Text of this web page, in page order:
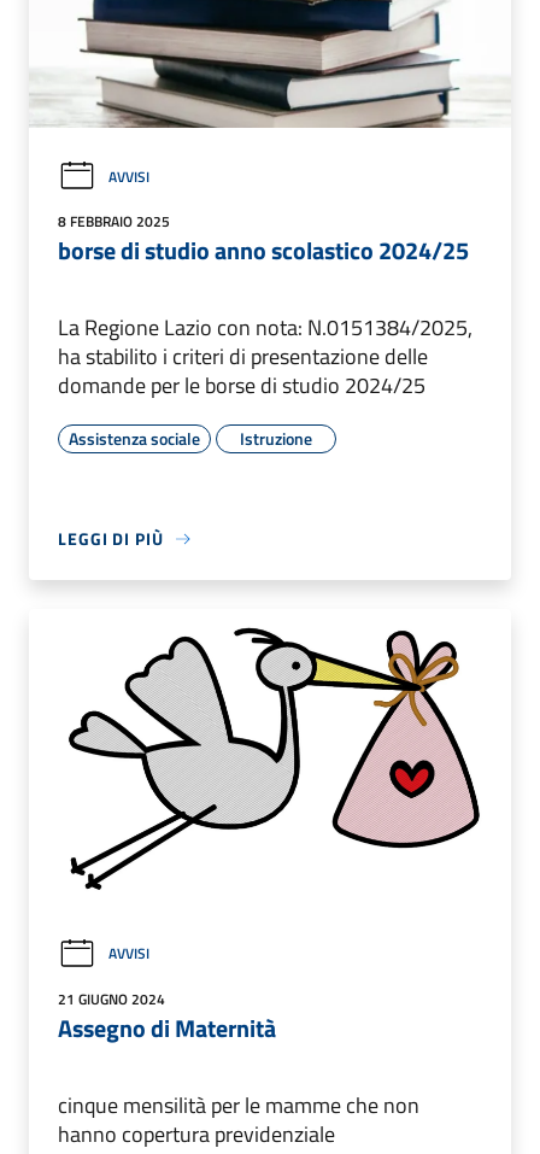
AVVISI
8 FEBBRAIO 2025
borse di studio anno scolastico 2024/25
La Regione Lazio con nota: N.0151384/2025,
ha stabilito i criteri di presentazione delle
domande per le borse di studio 2024/25
Assistenza sociale Istruzione
LEGGI DI PIÙ
AVVISI
21 GIUGNO 2024
Assegno di Maternità
cinque mensilità per le mamme che non
hanno copertura previdenziale